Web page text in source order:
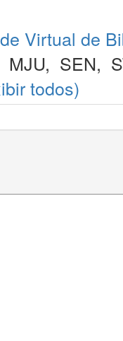
Virtual de
MJU, SEN,
todos)